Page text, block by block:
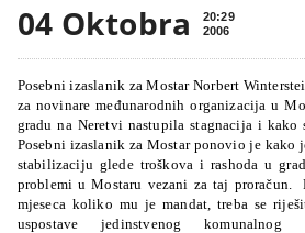
04 Oktobra
20:29
2006
Posebni izaslanik za Mostar Norbert
za novinare međunarodnih organizacija u
gradu na Neretvi nastupila stagnacija i kako
Posebni izaslanik za Mostar ponovio je kako
stabilizaciju glede troškova i rashoda u
problemi u Mostaru vezani za taj
mjeseca koliko mu je mandat, treba se
uspostave jedinstvenog